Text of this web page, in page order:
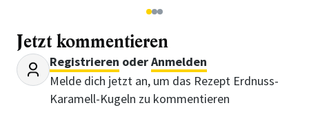
123
Jetzt kommentieren
Registrieren oderAnmelden
Melde dich jetzt an, um das Rezept Erdnuss-
Karamell-Kugeln zu kommentieren